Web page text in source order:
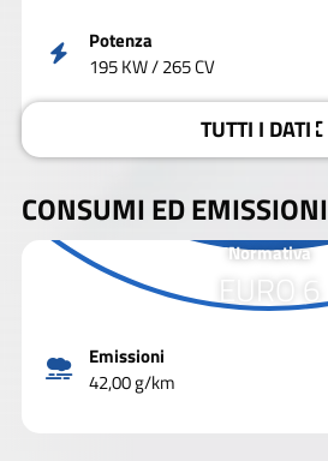
Potenza
195 KW / 265 CV
TUTTI I DATI
CONSUMI ED EMISSIONI
Normativa
EURO 6
Emissioni
42,00 g/km